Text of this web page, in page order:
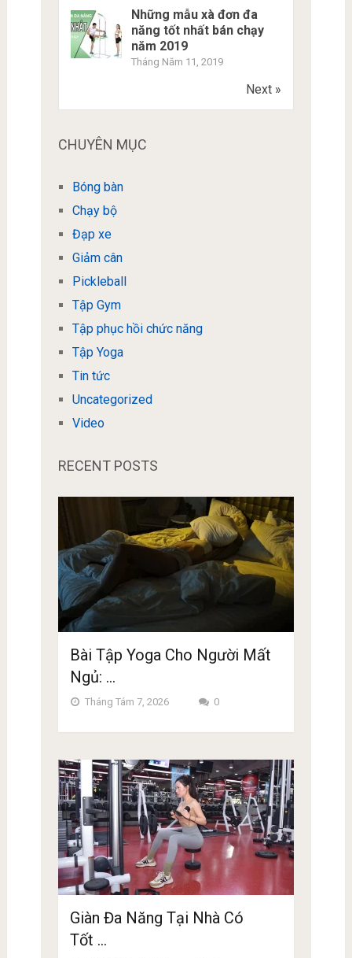
Những mẫu xà đơn đa
năng tốt nhất bán chạy
năm 2019
Tháng Năm 11, 2019
Next »
CHUYÊN MỤC
Bóng bàn
Chạy bộ
Đạp xe
Giảm cân
Pickleball
Tập Gym
Tập phục hồi chức năng
Tập Yoga
Tin tức
Uncategorized
Video
RECENT POSTS
Bài Tập Yoga Cho Người Mất
Ngủ: …
Tháng Tám 7, 2026 0
Giàn Đa Năng Tại Nhà Có
Tốt …